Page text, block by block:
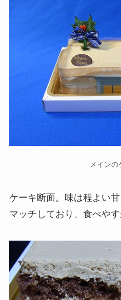
メインの
ケーキ断面。味は程よい
マッチしており、食べやす